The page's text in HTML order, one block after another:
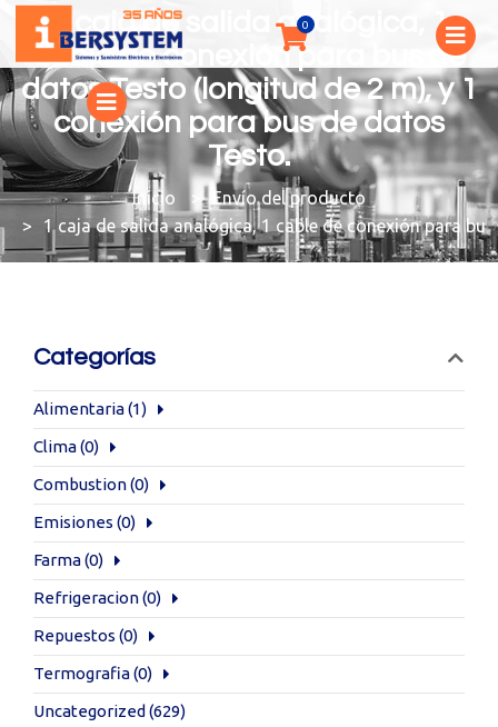
1 caja de salida analógica, 1
cable de conexión para bus de
datos Testo (longitud de 2 m), y 1
conexión para bus de datos
Testo.
You are here:
Envío del producto
1 caja de salida analógica, 1 cable de conexión para
Categorías
Alimentaria(1)
Clima(0)
Combustion(0)
Emisiones (0)
Farma(0)
Refrigeracion(0)
Repuestos (0)
Termografia(0)
Uncategorized (629)